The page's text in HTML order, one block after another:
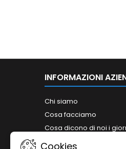
INFORMAZIONI
Chi siamo
Cosa facciamo
Cosa dicono di noi i
Siamo abilitati ai bandi
Cookies